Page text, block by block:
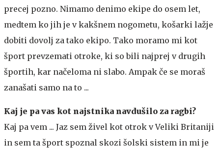
precej pozno. Nimamo denimo ekipe do osem let,
medtem ko jih je v kakšnem nogometu, košarki lažje
dobiti dovolj za tako ekipo. Tako moramo mi kot
šport prevzemati otroke, ki so bili najprej v drugih
športih, kar načeloma ni slabo. Ampak če se moraš
zanašati samo na to ...
Kaj je pa vas kot najstnika navdušilo za ragbi?
Kaj pa vem ... Jaz sem živel kot otrok v Veliki Britaniji
in sem ta šport spoznal skozi šolski sistem in mi je